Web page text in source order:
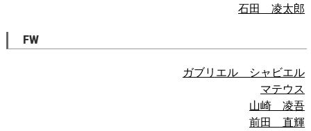
石田 凌太郎
FW
ガブリエル シャビエル
マテウス
山崎 凌吾
前田 直輝